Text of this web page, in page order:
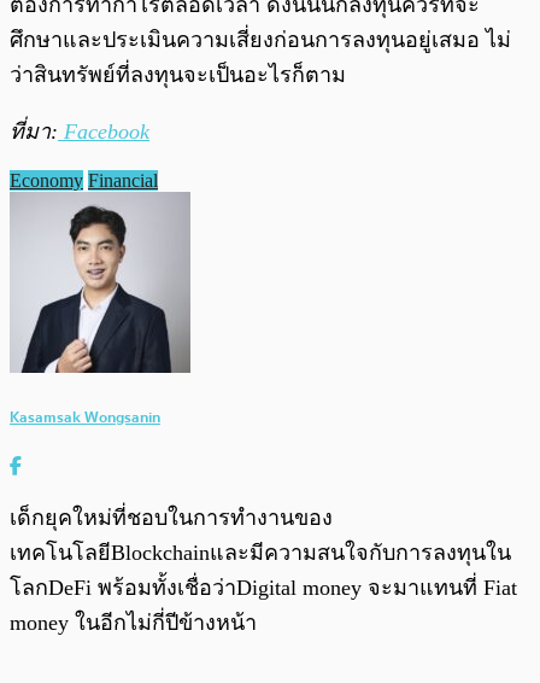
ศึกษาและประเมินความเสี่ยงก่อนการลงทุนอยู่เสมอ ไม่
ว่าสินทรัพย์ที่ลงทุนจะเป็นอะไรก็ตาม
ที่มา: Facebook
Economy Financial
Kasamsak Wongsanin
เด็กยุคใหม่ที่ชอบในการทำงานของ
เทคโนโลยีBlockchainและมีความสนใจกับการลงทุนใน
โลกDeFi พร้อมทั้งเชื่อว่าDigital money จะมาแทนที่ Fiat
money ในอีกไม่กี่ปีข้างหน้า